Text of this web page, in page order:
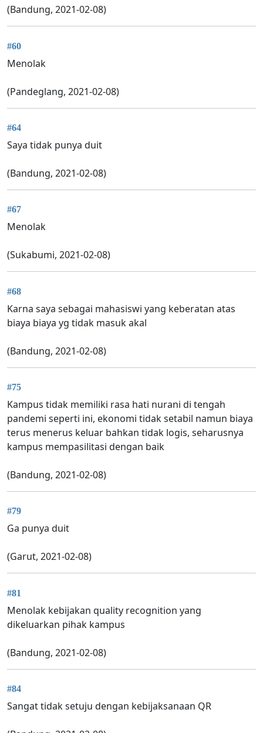
(Bandung, 2021-02-08)
#60
Menolak
(Pandeglang, 2021-02-08)
#64
Saya tidak punya duit
(Bandung, 2021-02-08)
#67
Menolak
(Sukabumi, 2021-02-08)
#68
Karna saya sebagai mahasiswi yang keberatan atas
biaya biaya yg tidak masuk akal
(Bandung, 2021-02-08)
#75
Kampus tidak memiliki rasa hati nurani di tengah
pandemi seperti ini, ekonomi tidak setabil namun biaya
terus menerus keluar bahkan tidak logis, seharusnya
kampus mempasilitasi dengan baik
(Bandung, 2021-02-08)
#79
Ga punya duit
(Garut, 2021-02-08)
#81
Menolak kebijakan quality recognition yang
dikeluarkan pihak kampus
(Bandung, 2021-02-08)
#84
Sangat tidak setuju dengan kebijaksanaan QR